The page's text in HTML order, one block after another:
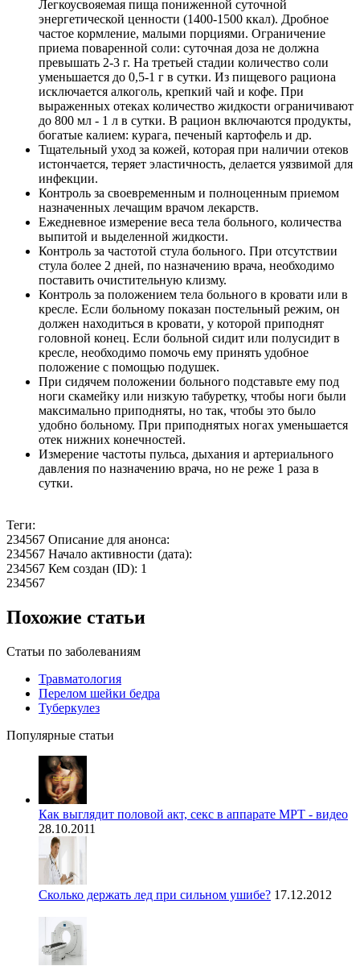
Легкоусвояемая пища пониженной суточной
энергетической ценности (1400-1500 ккал). Дробное
частое кормление, малыми порциями. Ограничение
приема поваренной соли: суточная доза не должна
превышать 2-3 г. На третьей стадии количество соли
уменьшается до 0,5-1 г в сутки. Из пищевого рациона
исключается алкоголь, крепкий чай и кофе. При
выраженных отеках количество жидкости ограничивают
до 800 мл - 1 л в сутки. В рацион включаются продукты,
богатые калием: курага, печеный картофель и др.
Тщательный уход за кожей, которая при наличии отеков
истончается, теряет эластичность, делается уязвимой для
инфекции.
Контроль за своевременным и полноценным приемом
назначенных лечащим врачом лекарств.
Ежедневное измерение веса тела больного, количества
выпитой и выделенной жидкости.
Контроль за частотой стула больного. При отсутствии
стула более 2 дней, по назначению врача, необходимо
поставить очистительную клизму.
Контроль за положением тела больного в кровати или в
кресле. Если больному показан постельный режим, он
должен находиться в кровати, у которой приподнят
головной конец. Если больной сидит или полусидит в
кресле, необходимо помочь ему принять удобное
положение с помощью подушек.
При сидячем положении больного подставьте ему под
ноги скамейку или низкую табуретку, чтобы ноги были
максимально приподняты, но так, чтобы это было
удобно больному. При приподнятых ногах уменьшается
отек нижних конечностей.
Измерение частоты пульса, дыхания и артериального
давления по назначению врача, но не реже 1 раза в
сутки.
Теги:
234567 Описание для анонса:
234567 Начало активности (дата):
234567 Кем создан (ID): 1
234567
Похожие статьи
Статьи по заболеваниям
Травматология
Перелом шейки бедра
Туберкулез
Популярные статьи
Как выглядит половой акт, секс в аппарате МРТ - видео
28.10.2011
Сколько держать лед при сильном ушибе? 17.12.2012